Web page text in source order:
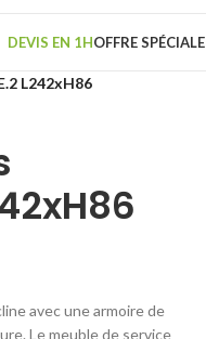
DEVIS EN 1HOFFRE SPÉCIALE
L242xH86
avec une armoire de
Le meuble de service